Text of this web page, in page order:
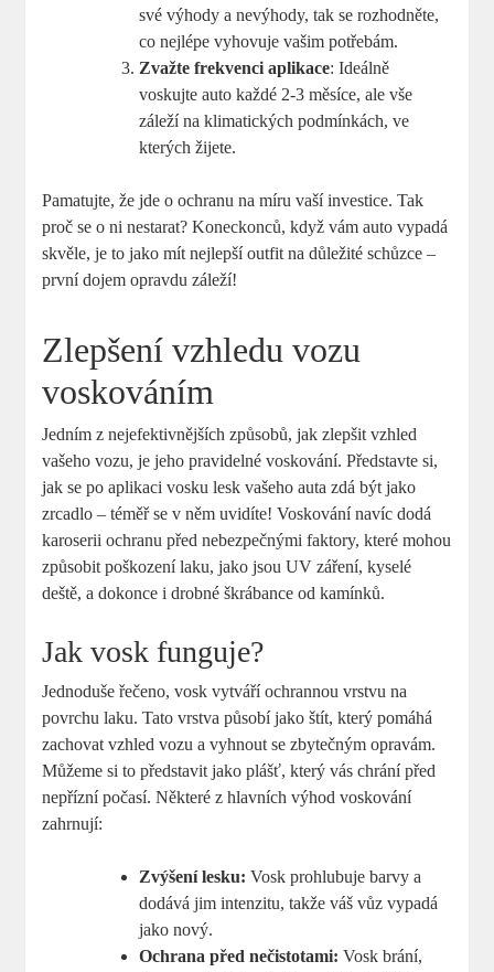
své výhody a nevýhody, tak se rozhodněte,
co nejlépe vyhovuje vašim potřebám.
Zvažte frekvenci aplikace: Ideálně
voskujte auto každé 2-3 měsíce, ale vše
záleží na klimatických podmínkách, ve
kterých žijete.
Pamatujte, že jde o ochranu na míru vaší investice. Tak
proč se o ni nestarat? Koneckonců, když vám auto vypadá
skvěle, je to jako mít nejlepší outfit na důležité schůzce –
první dojem opravdu záleží!
Zlepšení vzhledu vozu
voskováním
Jedním z nejefektivnějších způsobů, jak zlepšit vzhled
vašeho vozu, je jeho pravidelné voskování. Představte si,
jak se po aplikaci vosku lesk vašeho auta zdá být jako
zrcadlo – téměř se v něm uvidíte! Voskování navíc dodá
karoserii ochranu před nebezpečnými faktory, které mohou
způsobit poškození laku, jako jsou UV záření, kyselé
deště, a dokonce i drobné škrábance od kamínků.
Jak vosk funguje?
Jednoduše řečeno, vosk vytváří ochrannou vrstvu na
povrchu laku. Tato vrstva působí jako štít, který pomáhá
zachovat vzhled vozu a vyhnout se zbytečným opravám.
Můžeme si to představit jako plášť, který vás chrání před
nepřízní počasí. Některé z hlavních výhod voskování
zahrnují:
Zvýšení lesku: Vosk prohlubuje barvy a
dodává jim intenzitu, takže váš vůz vypadá
jako nový.
Ochrana před nečistotami: Vosk brání,